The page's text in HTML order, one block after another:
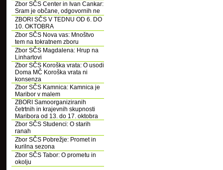
Zbor SČS Center in Ivan Cankar:
Sram je občane, odgovornih ne
ZBORI SČS V TEDNU OD 6. DO
10. OKTOBRA
Zbor SČS Nova vas: Mnoštvo
tem na tokratnem zboru
Zbor SČS Magdalena: Hrup na
Linhartovi
Zbor SČS Koroška vrata: O usodi
Doma MČ Koroška vrata ni
konsenza
Zbor SČS Kamnica: Kamnica je
Maribor v malem
ZBORI Samoorganiziranih
četrtnih in krajevnih skupnosti
Maribora od 13. do 17. oktobra
Zbor SČS Studenci: O starih
ranah
Zbor SČS Pobrežje: Promet in
kurilna sezona
Zbor SČS Tabor: O prometu in
okolju